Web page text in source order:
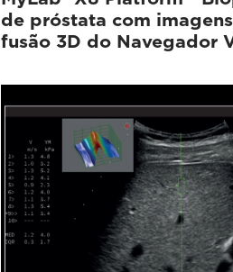
de próstata com
fusão 3D do Navegador